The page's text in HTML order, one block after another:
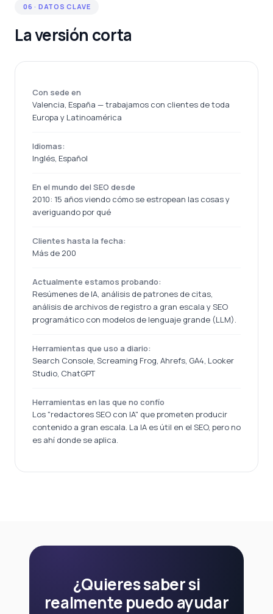
06 · DATOS CLAVE
La versión corta
Con sede en
Valencia, España — trabajamos con clientes de toda
Europa y Latinoamérica
Idiomas:
Inglés, Español
En el mundo del SEO desde
2010: 15 años viendo cómo se estropean las cosas y
averiguando por qué
Clientes hasta la fecha:
Más de 200
Actualmente estamos probando:
Resúmenes de IA, análisis de patrones de citas,
análisis de archivos de registro a gran escala y SEO
programático con modelos de lenguaje grande (LLM).
Herramientas que uso a diario:
Search Console, Screaming Frog, Ahrefs, GA4, Looker
Studio, ChatGPT
Herramientas en las que no confío
Los "redactores SEO con IA" que prometen producir
contenido a gran escala. La IA es útil en el SEO, pero no
es ahí donde se aplica.
¿Quieres saber si
realmente puedo ayudar